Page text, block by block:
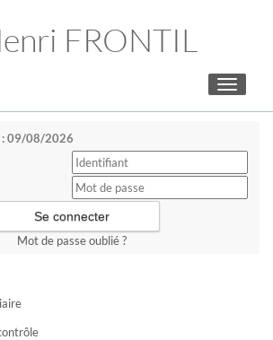
FRONTIL
Toggle
: 09/08/2026
Mot de passe oublié ?